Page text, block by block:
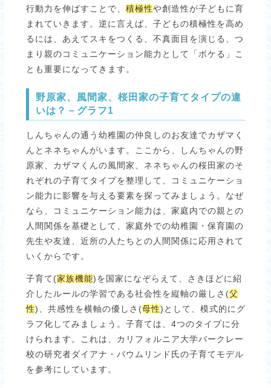
行動力を伸ばすことで、 積極性や創造性が子どもに育
まれていきます。逆に言えば、子どもの積極性を高め
るには、あえてスキをつくる、不真面目を演じる、つ
まり親のコミュニケーション能力として「ボケる」こ
とも重要になってきます。
野原家、風間家、桜田家の子育てタイプの違
いは？－グラフ1
しんちゃんの通う幼稚園の仲良しのお友達でカザマく
んとネネちゃんがいます。ここから、しんちゃんの野
原家、カザマくんの風間家、ネネちゃんの桜田家のそ
れぞれの子育てタイプを整理して、コミュニケーショ
ン能力に影響を与える要素を探ってみましょう。なぜ
なら、コミュニケーション能力は、家庭内での親との
人間関係を基礎として、家庭外での幼稚園・保育園の
先生や友達、近所の人たちとの人間関係に応用されて
いくからです。
子育て(家族機能)を国家になぞらえて、さきほどに紹
介したルールの学習である社会性を縦軸の厳しさ(父
性)、共感性を横軸の優しさ(母性)として、模式的にグ
ラフ化してみましょう。子育ては、4つのタイプに分
けられます。これは、カリフォルニア大学バークレー
校の研究者ダイアナ・バウムリンド氏の子育てモデル
を参考にしています。